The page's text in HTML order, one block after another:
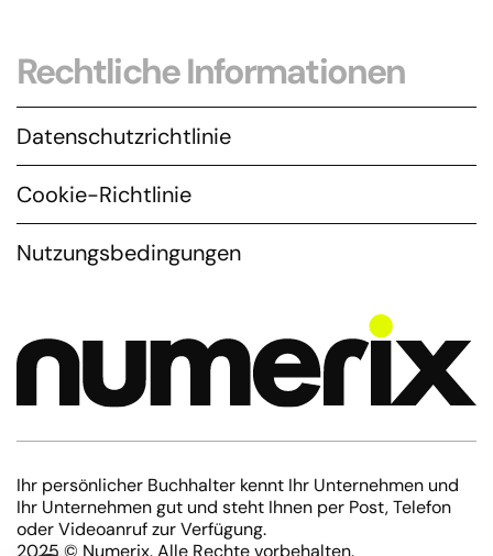
Rechtliche Informationen
Datenschutzrichtlinie
Cookie-Richtlinie
Nutzungsbedingungen
Ihr persönlicher Buchhalter kennt Ihr Unternehmen und
Ihr Unternehmen gut und steht Ihnen per Post, Telefon
oder Videoanruf zur Verfügung.
2025 © Numerix. Alle Rechte vorbehalten.